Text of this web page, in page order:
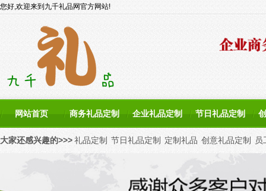
网站首页 商务礼品定制 企业礼品定制 节日礼品定制
您好,欢迎来到九千礼品网官方网站!
大家还感兴趣的>>>礼品定制 节日礼品定制 定制礼品 创意礼品定制 员